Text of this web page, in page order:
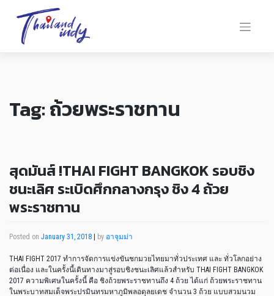
Tag:ถ้วยพระราชทาน
สุดมันส์ !THAI FIGHT BANGKOK รอบชิง
ชนะเลิศ ระเบิดศึกกลางกรุง ชิง 4 ถ้วย
พระราชทาน
Posted on January 31, 2018 | by อาจุมม่า
THAI FIGHT 2017 ทำการจัดการแข่งขันชกมวยไทยมาทั่วประเทศ และ ทั่วโลกอย่าง
ต่อเนื่อง และในครั้งนี้เดินทางมาสู่รอบชิงชนะเลิศแล้วสำหรับ THAI FIGHT BANGKOK
2017 ความพิเศษในครั้งนี้ คือ ชิงถ้วยพระราชทานถึง 4 ถ้วย ได้แก่ ถ้วยพระราชทาน
ในพระบาทสมเด็จพระปรมินทรมหาภูมิพลอดุลยเดช จำนวน 3 ถ้วย แบบสวมนวม